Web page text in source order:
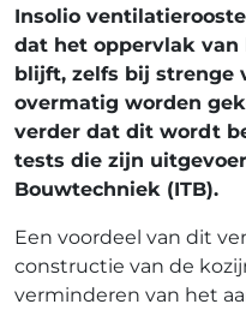
Insolio
dat het oppervlak
blijft, zelfs bij strenge
overmatig worden
verder dat dit wordt
tests die zijn
Bouwtechniek (ITB).
Een voordeel van dit
constructie van de
verminderen van het